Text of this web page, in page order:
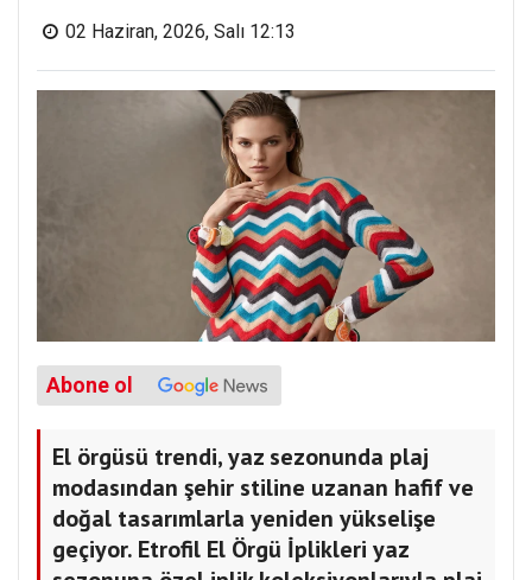
02 Haziran, 2026, Salı 12:13
Abone ol
El örgüsü trendi, yaz sezonunda plaj
modasından şehir stiline uzanan hafif ve
doğal tasarımlarla yeniden yükselişe
geçiyor. Etrofil El Örgü İplikleri yaz